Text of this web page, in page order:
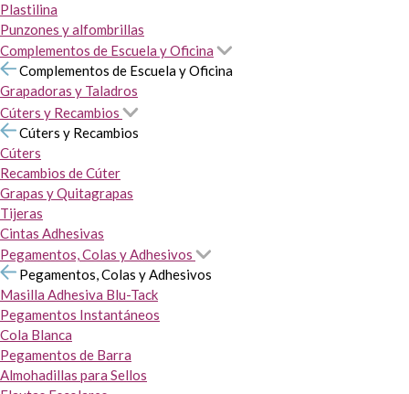
Plastilina
Punzones y alfombrillas
Complementos de Escuela y Oficina
Complementos de Escuela y Oficina
Grapadoras y Taladros
Cúters y Recambios
Cúters y Recambios
Cúters
Recambios de Cúter
Grapas y Quitagrapas
Tijeras
Cintas Adhesivas
Pegamentos, Colas y Adhesivos
Pegamentos, Colas y Adhesivos
Masilla Adhesiva Blu-Tack
Pegamentos Instantáneos
Cola Blanca
Pegamentos de Barra
Almohadillas para Sellos